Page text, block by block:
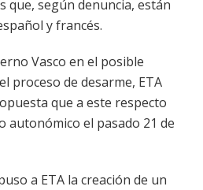
que, según denuncia, están
y francés.
Vasco en el posible
proceso de desarme, ETA
que a este respecto
autonómico el pasado 21 de
a ETA la creación de un